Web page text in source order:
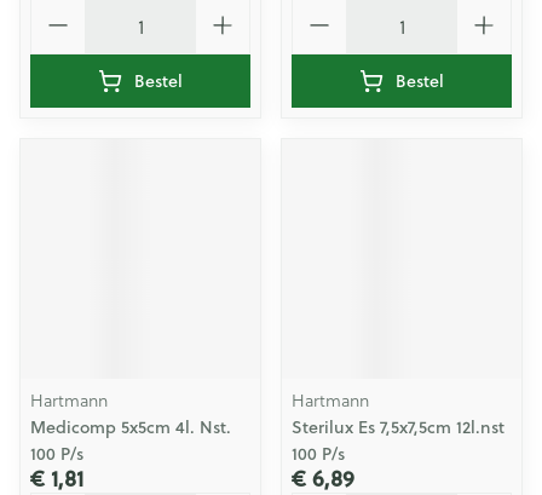
Bestel Bestel
Hartmann
Medicomp 5x5cm 4l. Nst.
100 P/s
€ 1,81
Hartmann
Sterilux Es 7,5x7,5cm 12l.nst
100 P/s
€ 6,89